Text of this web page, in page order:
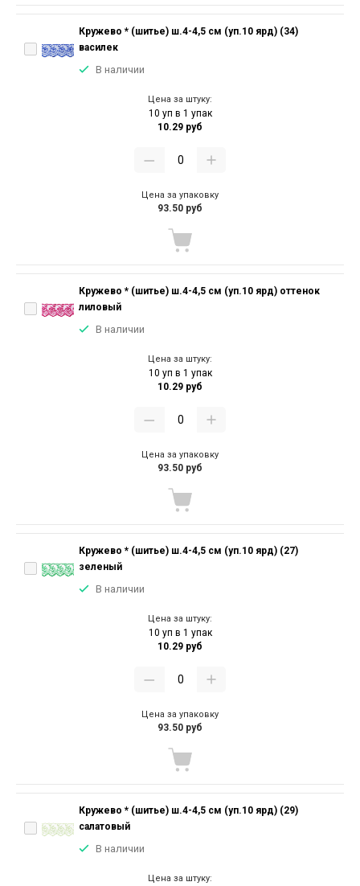
Кружево * (шитье) ш.4-4,5 см (уп.10 ярд) (34)
василек
В наличии
Цена за штуку:
10 уп в 1 упак
10.29 руб
Цена за упаковку
93.50 руб
Кружево * (шитье) ш.4-4,5 см (уп.10 ярд) оттенок
лиловый
В наличии
Цена за штуку:
10 уп в 1 упак
10.29 руб
Цена за упаковку
93.50 руб
Кружево * (шитье) ш.4-4,5 см (уп.10 ярд) (27)
зеленый
В наличии
Цена за штуку:
10 уп в 1 упак
10.29 руб
Цена за упаковку
93.50 руб
Кружево * (шитье) ш.4-4,5 см (уп.10 ярд) (29)
салатовый
В наличии
Цена за штуку: